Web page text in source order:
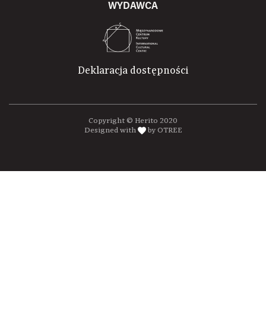
WYDAWCA
Deklaracja dostępności
Copyright © Herito 2020
Designed with
by OTREE